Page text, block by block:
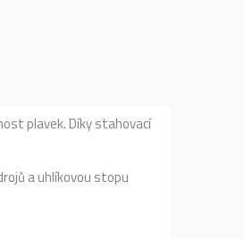
plavek. Díky stahovací
a uhlíkovou stopu